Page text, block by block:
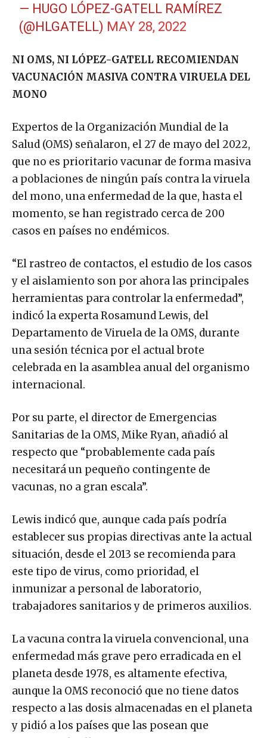
— HUGO LÓPEZ-GATELL RAMÍREZ
(@HLGATELL) MAY 28, 2022
NI OMS, NI LÓPEZ-GATELL RECOMIENDAN
VACUNACIÓN MASIVA CONTRA VIRUELA DEL
MONO
Expertos de la Organización Mundial de la
Salud (OMS) señalaron, el 27 de mayo del 2022,
que no es prioritario vacunar de forma masiva
a poblaciones de ningún país contra la viruela
del mono, una enfermedad de la que, hasta el
momento, se han registrado cerca de 200
casos en países no endémicos.
“El rastreo de contactos, el estudio de los casos
y el aislamiento son por ahora las principales
herramientas para controlar la enfermedad”,
indicó la experta Rosamund Lewis, del
Departamento de Viruela de la OMS, durante
una sesión técnica por el actual brote
celebrada en la asamblea anual del organismo
internacional.
Por su parte, el director de Emergencias
Sanitarias de la OMS, Mike Ryan, añadió al
respecto que “probablemente cada país
necesitará un pequeño contingente de
vacunas, no a gran escala”.
Lewis indicó que, aunque cada país podría
establecer sus propias directivas ante la actual
situación, desde el 2013 se recomienda para
este tipo de virus, como prioridad, el
inmunizar a personal de laboratorio,
trabajadores sanitarios y de primeros auxilios.
La vacuna contra la viruela convencional, una
enfermedad más grave pero erradicada en el
planeta desde 1978, es altamente efectiva,
aunque la OMS reconoció que no tiene datos
respecto a las dosis almacenadas en el planeta
y pidió a los países que las posean que